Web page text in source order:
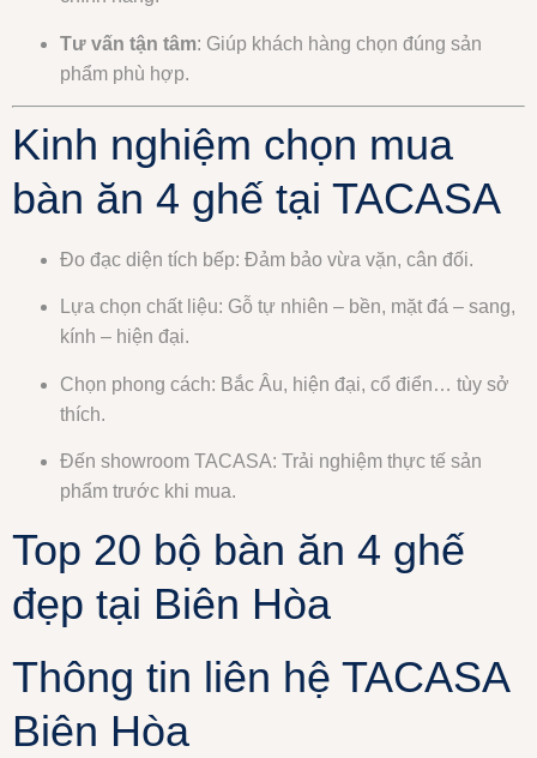
Tư vấn tận tâm: Giúp khách hàng chọn đúng sản
phẩm phù hợp.
Kinh nghiệm chọn mua
bàn ăn 4 ghế tại TACASA
Đo đạc diện tích bếp: Đảm bảo vừa vặn, cân đối.
Lựa chọn chất liệu: Gỗ tự nhiên – bền, mặt đá – sang,
kính – hiện đại.
Chọn phong cách: Bắc Âu, hiện đại, cổ điển… tùy sở
thích.
Đến showroom TACASA: Trải nghiệm thực tế sản
phẩm trước khi mua.
Top 20 bộ bàn ăn 4 ghế
đẹp tại Biên Hòa
Thông tin liên hệ TACASA
Biên Hòa